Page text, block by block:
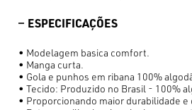
ESPECIFICAÇÕES
• Modelagem basica comfort.
• Manga curta.
• Gola e punhos em ribana 100%
• Tecido: Produzido no Brasil - 100%
• Proporcionando maior durabilidade